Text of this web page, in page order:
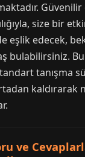
size bir
eşlik edecek,
bulabilirsiniz.
tanışma
kaldırarak
ve